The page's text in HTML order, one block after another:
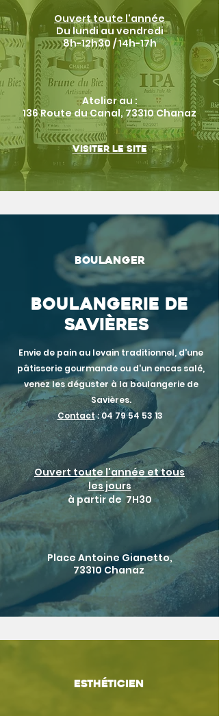
Ouvert toute l'année
Du lundi au vendredi
8h-12h30 / 14h-17h
Atelier au :
136 Route du Canal, 73310 Chanaz
Visiter le site
Boulanger
Boulangerie de
Savières
Envie de pain au levain traditionnel, d'une
pâtisserie gourmande ou d'un encas salé,
venez les déguster à la boulangerie de
Savières.
Contact:04 79 54 53 13
Ouvert toute l'année et tous
les jours
à partirde7H30
Place Antoine Gianetto,
73310 Chanaz
Esthéticien